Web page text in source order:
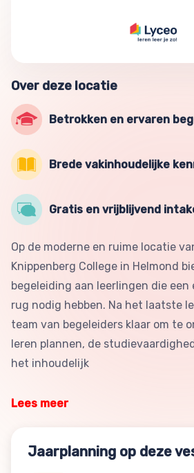
Over deze locatie
Betrokken en ervaren
Brede vakinhoudelijke
Gratis en vrijblijvend
Op de moderne en ruime locatie
Knippenberg College in Helmond
begeleiding aan leerlingen die
rug nodig hebben. Na het laatste
team van begeleiders klaar om te
leren plannen, de
het inhoudelijk
Lees meer
Jaarplanning op deze